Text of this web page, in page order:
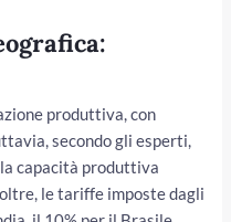
produttiva, con
secondo gli esperti,
capacità produttiva
le tariffe imposte dagli